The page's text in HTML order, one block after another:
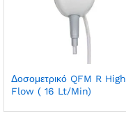
Δοσομετρικό QFM R High
Flow ( 16 Lt/Min)